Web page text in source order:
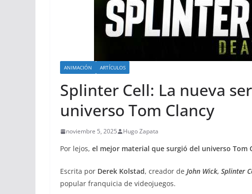
ANIMACIÓN ARTÍCULOS
Splinter Cell: La nueva
universo Tom Clancy
noviembre 5, 2025 Hugo Zapata
Por lejos, el mejor material que surgió del universo Tom
Escrita por Derek Kolstad, creador de John Wick, Splinter
popular franquicia de videojuegos.